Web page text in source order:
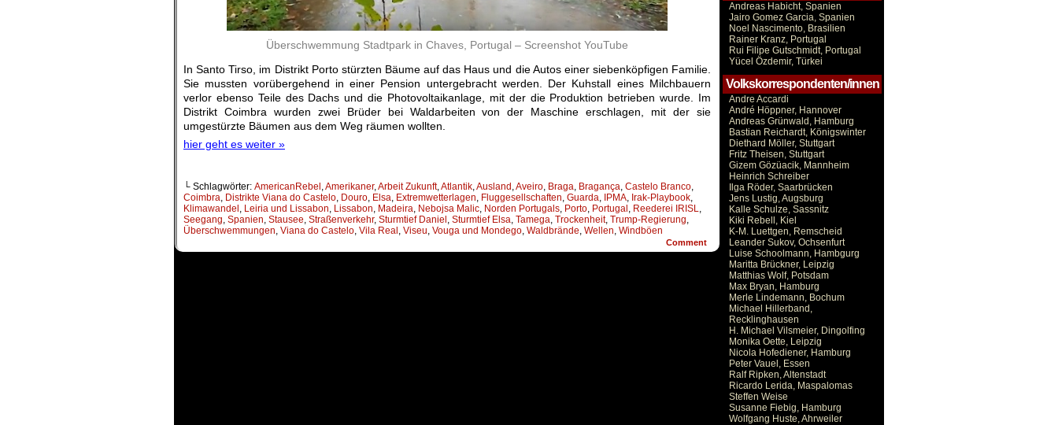
Überschwemmung Stadtpark in Chaves, Portugal – Screenshot YouTube
In Santo Tirso, im Distrikt Porto stürzten Bäume auf das Haus und die Autos einer siebenköpfigen Familie.
Sie mussten vorübergehend in einer Pension untergebracht werden. Der Kuhstall eines Milchbauern
verlor ebenso Teile des Dachs und die Photovoltaikanlage, mit der die Produktion betrieben wurde. Im
Distrikt Coimbra wurden zwei Brüder bei Waldarbeiten von der Maschine erschlagen, mit der sie
umgestürzte Bäumen aus dem Weg räumen wollten.
hier geht es weiter »
└ Schlagwörter: AmericanRebel ,Amerikaner,Arbeit Zukunft,Atlantik,Ausland ,Aveiro, Braga, Bragança, Castelo Branco,
Coimbra, Distrikte Viana do Castelo, Douro, Elsa, Extremwetterlagen, Fluggesellschaften, Guarda, IPMA, Irak-Playbook,
Klimawandel , Leiria und Lissabon, Lissabon, Madeira, Nebojsa Malic, Norden Portugals, Porto, Portugal , Reederei IRISL,
Seegang, Spanien, Stausee, Straßenverkehr, Sturmtief Daniel , Sturmtief Elsa, Tamega, Trockenheit, Trump-Regierung,
Überschwemmungen, Viana do Castelo, Vila Real , Viseu, Vouga und Mondego, Waldbrände, Wellen, Windböen
Comment
Andreas Habicht, Spanien
Jairo Gomez Garcia, Spanien
Noel Nascimento, Brasilien
Rainer Kranz, Portugal
Rui Filipe Gutschmidt, Portugal
Yücel Özdemir, Türkei
Volkskorrespondenten/innen
Andre Accardi
André Höppner, Hannover
Andreas Grünwald, Hamburg
Bastian Reichardt, Königswinter
Diethard Möller, Stuttgart
Fritz Theisen, Stuttgart
Gizem Gözüacik, Mannheim
Heinrich Schreiber
Ilga Röder, Saarbrücken
Jens Lustig, Augsburg
Kalle Schulze, Sassnitz
Kiki Rebell, Kiel
K-M. Luettgen, Remscheid
Leander Sukov, Ochsenfurt
Luise Schoolmann, Hambgurg
Maritta Brückner, Leipzig
Matthias Wolf, Potsdam
Max Bryan, Hamburg
Merle Lindemann, Bochum
Michael Hillerband,
Recklinghausen
H. Michael Vilsmeier, Dingolfing
Monika Oette, Leipzig
Nicola Hofediener, Hamburg
Peter Vauel, Essen
Ralf Ripken, Altenstadt
Ricardo Lerida, Maspalomas
Steffen Weise
Susanne Fiebig, Hamburg
Wolfgang Huste, Ahrweiler